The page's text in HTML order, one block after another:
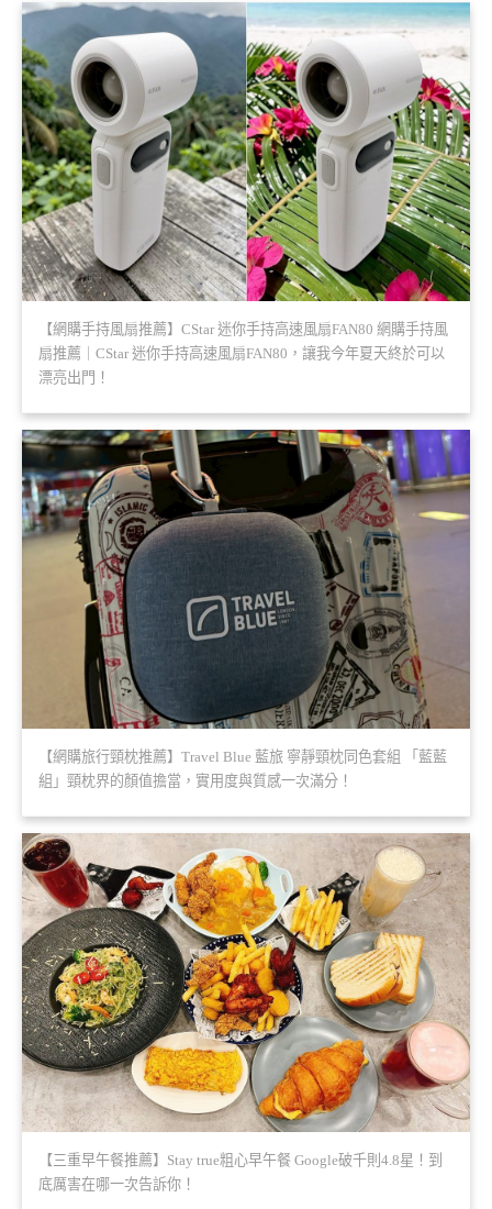
【網購手持風扇推薦】CStar 迷你手持高速風扇FAN80 網購手持風
扇推薦｜CStar 迷你手持高速風扇FAN80，讓我今年夏天終於可以
漂亮出門！
【網購旅行頸枕推薦】Travel Blue 藍旅 寧靜頸枕同色套組 「藍藍
組」頸枕界的顏值擔當，實用度與質感一次滿分！
【三重早午餐推薦】Stay true粗心早午餐 Google破千則4.8星！到
底厲害在哪一次告訴你！